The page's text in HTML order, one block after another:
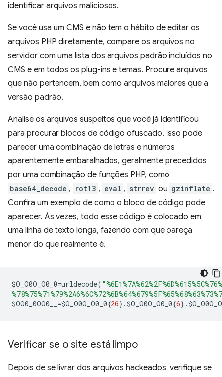
identificar arquivos maliciosos.
Se você usa um CMS e não tem o hábito de editar os
arquivos PHP diretamente, compare os arquivos no
servidor com uma lista dos arquivos padrão incluídos no
CMS e em todos os plug-ins e temas. Procure arquivos
que não pertencem, bem como arquivos maiores que a
versão padrão.
Analise os arquivos suspeitos que você já identificou
para procurar blocos de código ofuscado. Isso pode
parecer uma combinação de letras e números
aparentemente embaralhados, geralmente precedidos
por uma combinação de funções PHP, como
base64_decode , rot13 , eval , strrev ou gzinflate .
Confira um exemplo de como o bloco de código pode
aparecer. Às vezes, todo esse código é colocado em
uma linha de texto longa, fazendo com que pareça
menor do que realmente é.
$O_O0O_O0_0=urldecode(
$OO0_0OO0__ =$O_O0O_O0_0{26}.$O_O0O_O0_0{6}.$
Verificar se o site está limpo
Depois de se livrar dos arquivos hackeados, verifique se